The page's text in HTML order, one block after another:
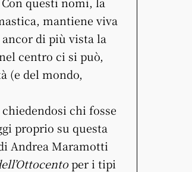
mantiene viva
di più vista la
centro ci si può,
(e del mondo,
chi fosse
proprio su questa
Andrea Maramotti
per i tipi